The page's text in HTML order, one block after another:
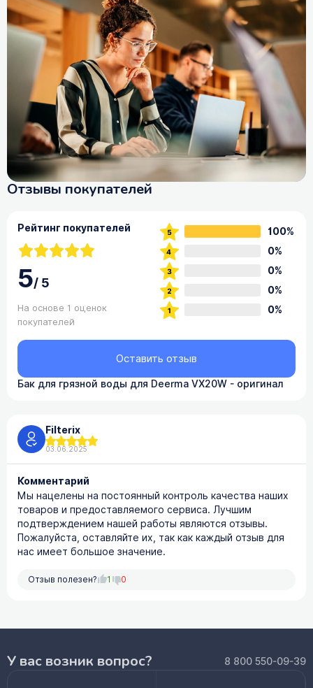
Отзывы покупателей
Рейтинг покупателей
5/5
На основе 1 оценок
покупателей
100%
0%
0%
0%
0%
Бак для грязной воды для Deerma VX20W - оригинал
Оставить отзыв
Filterix
03.06.2025
Комментарий
Мы нацелены на постоянный контроль качества наших
товаров и предоставляемого сервиса. Лучшим
подтверждением нашей работы являются отзывы.
Пожалуйста, оставляйте их, так как каждый отзыв для
нас имеет большое значение.
Отзыв полезен? 1 0
У вас возник вопрос? 8 800 550-09-39